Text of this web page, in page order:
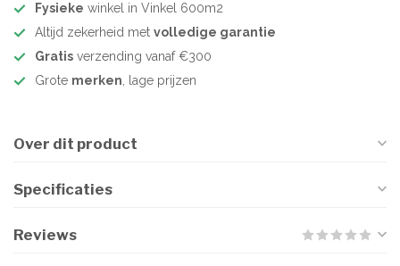
Fysieke winkel in Vinkel 600m2
Altijd zekerheid met volledige garantie
Gratis verzending vanaf €300
Grote merken, lage prijzen
Over dit product
Specificaties
Reviews